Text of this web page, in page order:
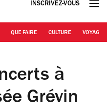
INSCRIVEZ-VOUS
QUE FAIRE CULTURE VOYAGE
à
Grévin